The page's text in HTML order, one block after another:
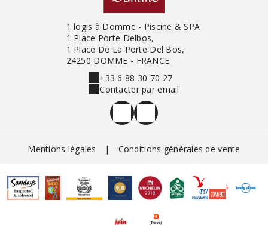
1 logis à Domme - Piscine & SPA
1 Place Porte Delbos,
1 Place De La Porte Del Bos,
24250 DOMME - FRANCE
+33 6 88 30 70 27
Contacter par email
Mentions légales | Conditions générales de vente